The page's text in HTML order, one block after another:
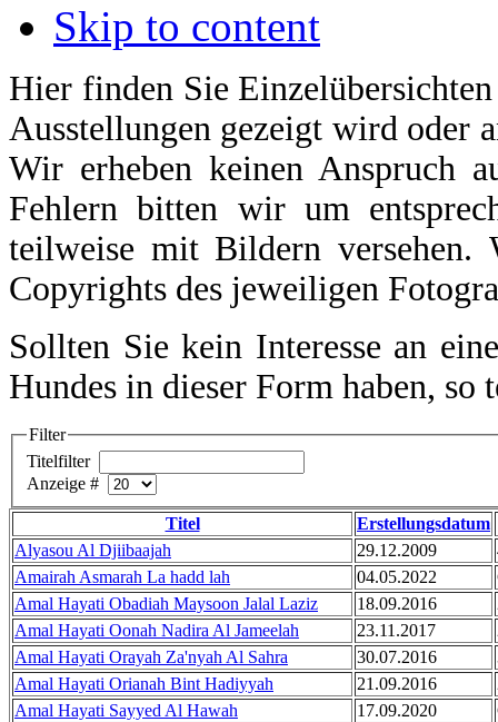
Skip to content
Hier finden Sie
Ausstellungen gezeigt wird oder
Wir erheben keinen Anspruch
Fehlern bitten wir um
teilweise mit Bildern versehen.
Copyrights des jeweiligen
Sollten Sie kein Interesse an
Hundes in dieser Form haben,
Filter
Titelfilter
Anzeige #
Titel
Erstellungsdatum
Alyasou Al Djiibaajah
29.12.2009
Amairah Asmarah La hadd lah
04.05.2022
Amal Hayati Obadiah Maysoon Jalal Laziz
18.09.2016
Amal Hayati Oonah Nadira Al Jameelah
23.11.2017
Amal Hayati Orayah Za'nyah Al Sahra
30.07.2016
Amal Hayati Orianah Bint Hadiyyah
21.09.2016
Amal Hayati Sayyed Al Hawah
17.09.2020